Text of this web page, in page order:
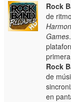
Rock
de
Games
Rock
de
en